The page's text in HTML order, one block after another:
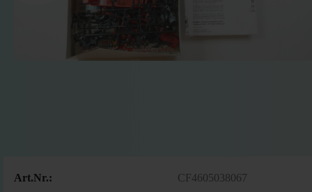
Art.Nr.:
CF4605038067